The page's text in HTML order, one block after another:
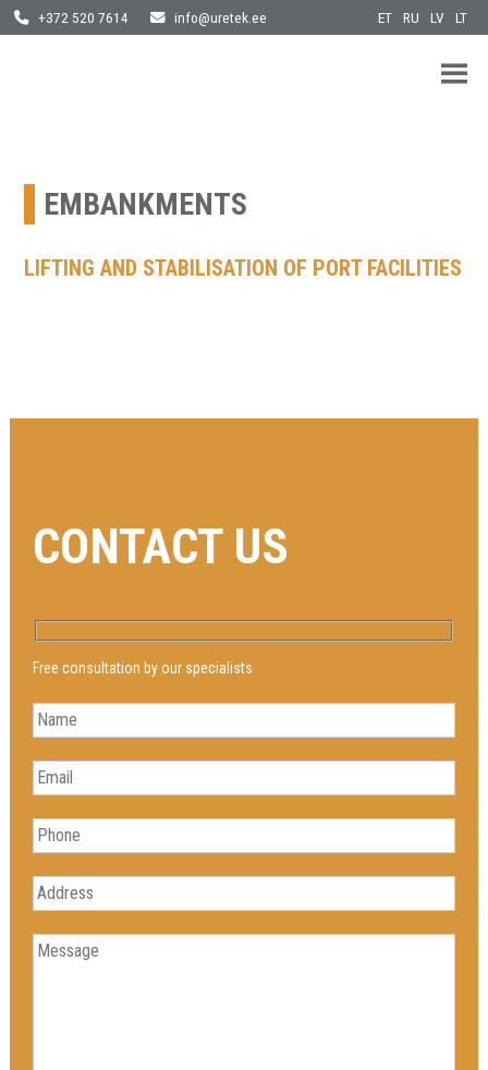
content
+372 520 7614 info@uretek.ee ET RU LV LT
EMBANKMENTS
LIFTING AND STABILISATION OF PORT FACILITIES
CONTACT US
Free consultation by our specialists